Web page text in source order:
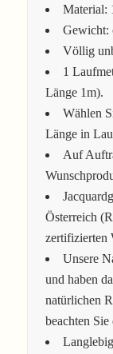
Material:
Gewicht:
Völlig
1
Länge 1m).
Wählen
Länge in
Auf
Österreich
zertifizierten
Unsere
und haben
natürlichen
beachten